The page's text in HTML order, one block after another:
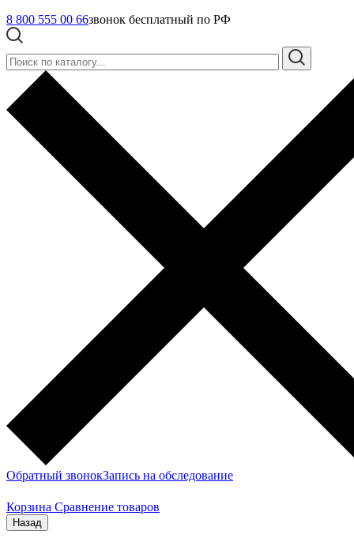
8 800 555 00 66звонок бесплатный по РФ
Обратный звонокЗапись на обследование
Корзина Сравнение товаров
Назад